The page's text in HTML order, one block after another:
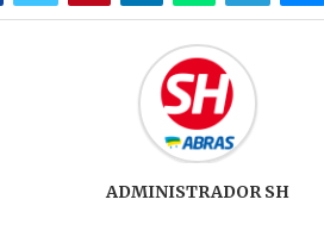
ADMINISTRADOR SH